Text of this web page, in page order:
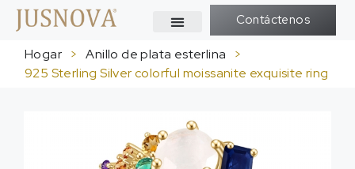
Contáctenos
Hogar > Anillo de plata esterlina
>
925 Sterling Silver colorful moissanite exquisite ring